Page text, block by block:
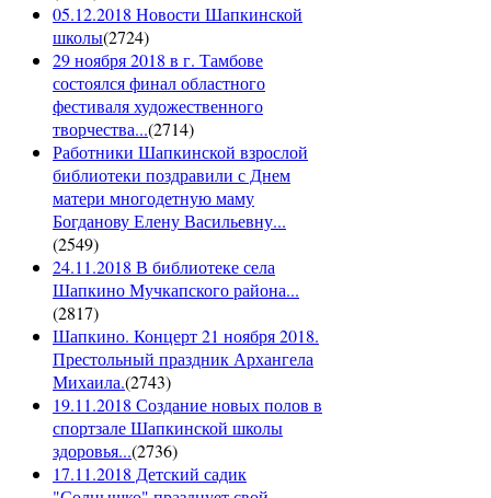
05.12.2018 Новости Шапкинской
школы(2724)
29 ноября 2018 в г. Тамбове
состоялся финал областного
фестиваля художественного
творчества...(2714)
Работники Шапкинской взрослой
библиотеки поздравили с Днем
матери многодетную маму
Богданову Елену Васильевну...
(2549)
24.11.2018 В библиотеке села
Шапкино Мучкапского района...
(2817)
Шапкино. Концерт 21 ноября 2018.
Престольный праздник Архангела
Михаила.(2743)
19.11.2018 Создание новых полов в
спортзале Шапкинской школы
здоровья...(2736)
17.11.2018 Детский садик